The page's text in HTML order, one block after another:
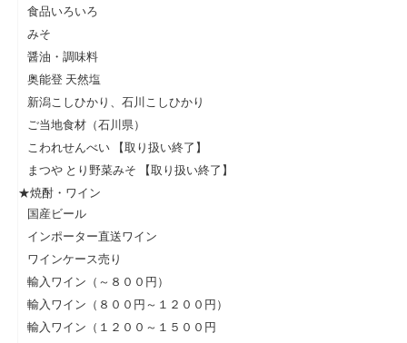
食品いろいろ
みそ
醤油・調味料
奥能登 天然塩
新潟こしひかり、石川こしひかり
ご当地食材（石川県）
こわれせんべい 【取り扱い終了】
まつや とり野菜みそ 【取り扱い終了】
★焼酎・ワイン
国産ビール
インポーター直送ワイン
ワインケース売り
輸入ワイン（～８００円）
輸入ワイン（８００円～１２００円）
輸入ワイン（１２００～１５００円